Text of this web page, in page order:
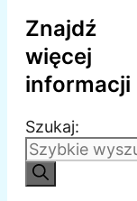
Znajdź
więcej
informacji
Szukaj: